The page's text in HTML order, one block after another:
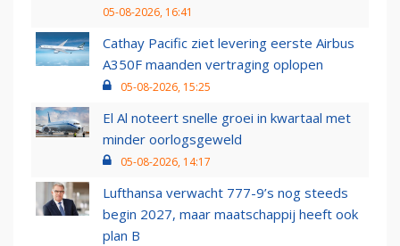
05-08-2026, 16:41
Cathay Pacific ziet levering eerste Airbus
A350F maanden vertraging oplopen
05-08-2026, 15:25
El Al noteert snelle groei in kwartaal met
minder oorlogsgeweld
05-08-2026, 14:17
Lufthansa verwacht 777-9’s nog steeds
begin 2027, maar maatschappij heeft ook
plan B